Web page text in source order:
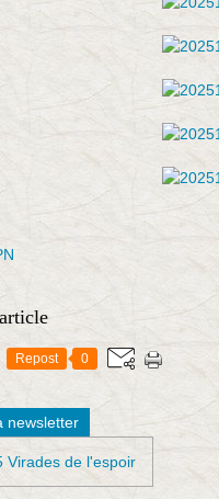
Repost 0
newsletter
Virades de l'espoir